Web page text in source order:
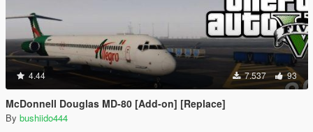
4.44 7.537 93
McDonnell Douglas MD-80 [Add-on] [Replace]
By bushiido444